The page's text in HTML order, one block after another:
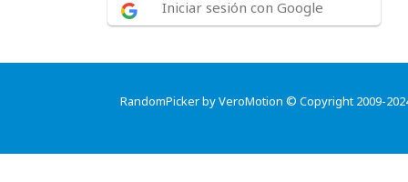
Iniciar sesión con Google
RandomPicker by VeroMotion © Copyright 2009-